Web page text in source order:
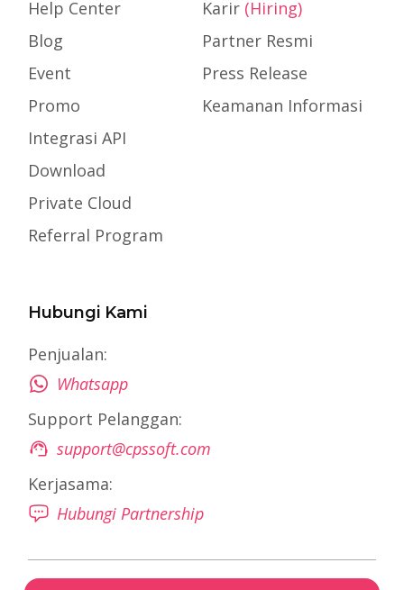
Help Center
Blog
Event
Promo
Integrasi API
Download
Private Cloud
Referral Program
Karir (Hiring)
Partner Resmi
Press Release
Keamanan Informasi
Hubungi Kami
Penjualan:
Whatsapp
Support Pelanggan:
support@cpssoft.com
Kerjasama:
Hubungi Partnership